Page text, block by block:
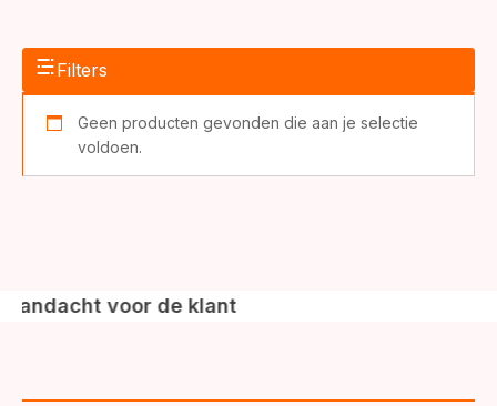
Filters
Geen producten gevonden die aan je selectie
voldoen.
de klant